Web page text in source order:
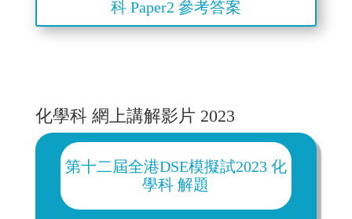
科 Paper2 參考答案
化學科 網上講解影片 2023
第十二屆全港DSE模擬試2023 化
學科 解題